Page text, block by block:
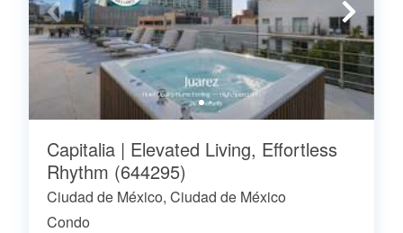
Capitalia | Elevated Living, Effortless
Rhythm (644295)
Ciudad de México, Ciudad de México
Condo